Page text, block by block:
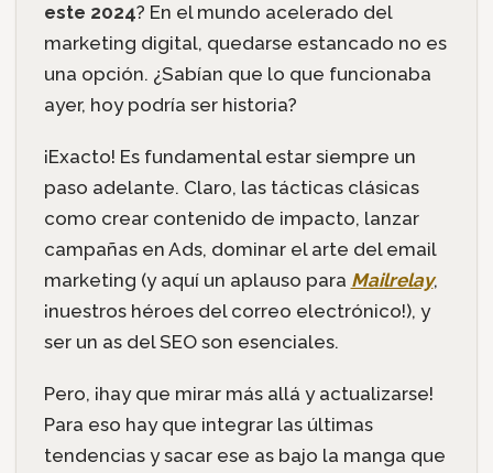
este 2024? En el mundo acelerado del
marketing digital, quedarse estancado no es
una opción. ¿Sabían que lo que funcionaba
ayer, hoy podría ser historia?
¡Exacto! Es fundamental estar siempre un
paso adelante. Claro, las tácticas clásicas
como crear contenido de impacto, lanzar
campañas en Ads, dominar el arte del email
marketing (y aquí un aplauso para Mailrelay,
¡nuestros héroes del correo electrónico!), y
ser un as del SEO son esenciales.
Pero, ¡hay que mirar más allá y actualizarse!
Para eso hay que integrar las últimas
tendencias y sacar ese as bajo la manga que